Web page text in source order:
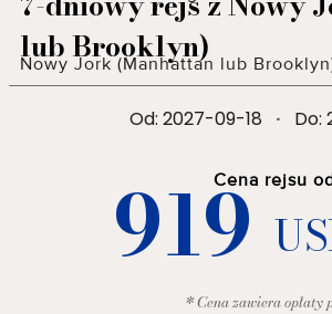
lub Brooklyn)
Nowy Jork (Manhattan lub
Od: 2027-09-18 · Do:
Cena rejsu
919
* Cena zawiera opłaty